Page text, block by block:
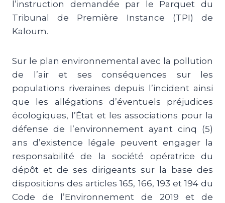
l’instruction demandée par le Parquet du
Tribunal de Première Instance (TPI) de
Kaloum.
Sur le plan environnemental avec la pollution
de l’air et ses conséquences sur les
populations riveraines depuis l’incident ainsi
que les allégations d’éventuels préjudices
écologiques, l’État et les associations pour la
défense de l’environnement ayant cinq (5)
ans d’existence légale peuvent engager la
responsabilité de la société opératrice du
dépôt et de ses dirigeants sur la base des
dispositions des articles 165, 166, 193 et 194 du
Code de l’Environnement de 2019 et de